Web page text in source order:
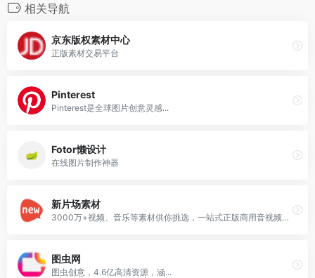
相关导航
京东版权素材中心
正版素材交易平台
Pinterest
Pinterest是全球图片创意灵感...
Fotor懒设计
在线图片制作神器
新片场素材
3000万+视频、音乐等素材供你挑选，一站式正版商用音视频素材平台
图虫网
图虫创意，4.6亿高清资源，涵...